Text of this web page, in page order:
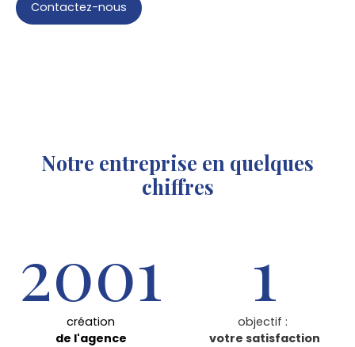
Contactez-nous
Notre entreprise en quelques
chiffres
2001
création
de l'agence
1
objectif :
votre satisfaction